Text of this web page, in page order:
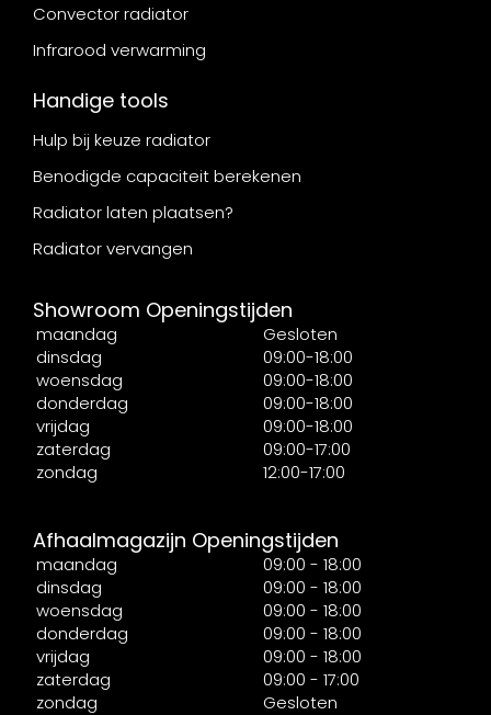
Convector radiator
Infrarood verwarming
Handige tools
Hulp bij keuze radiator
Benodigde capaciteit berekenen
Radiator laten plaatsen?
Radiator vervangen
Showroom Openingstijden
maandag
Gesloten
dinsdag
09:00-18:00
woensdag
09:00-18:00
donderdag
09:00-18:00
vrijdag
09:00-18:00
zaterdag
09:00-17:00
zondag
12:00-17:00
Afhaalmagazijn Openingstijden
maandag
09:00 - 18:00
dinsdag
09:00 - 18:00
woensdag
09:00 - 18:00
donderdag
09:00 - 18:00
vrijdag
09:00 - 18:00
zaterdag
09:00 - 17:00
zondag
Gesloten